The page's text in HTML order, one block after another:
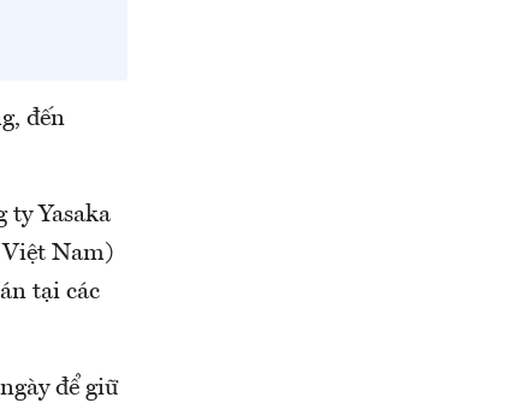
đến
Yasaka
Việt Nam)
tại các
để giữ